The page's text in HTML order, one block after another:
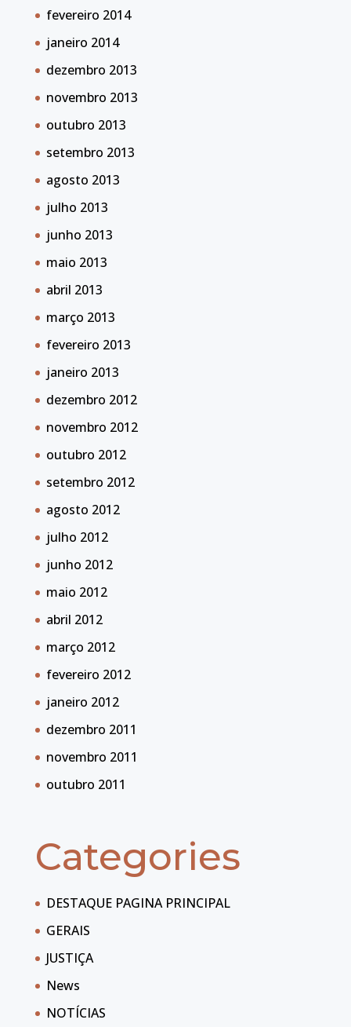
fevereiro 2014
janeiro 2014
dezembro 2013
novembro 2013
outubro 2013
setembro 2013
agosto 2013
julho 2013
junho 2013
maio 2013
abril 2013
março 2013
fevereiro 2013
janeiro 2013
dezembro 2012
novembro 2012
outubro 2012
setembro 2012
agosto 2012
julho 2012
junho 2012
maio 2012
abril 2012
março 2012
fevereiro 2012
janeiro 2012
dezembro 2011
novembro 2011
outubro 2011
Categories
DESTAQUE PAGINA PRINCIPAL
GERAIS
JUSTIÇA
News
NOTÍCIAS